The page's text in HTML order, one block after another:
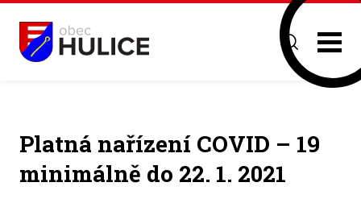
Platná nařízení COVID – 19
minimálně do 22. 1. 2021